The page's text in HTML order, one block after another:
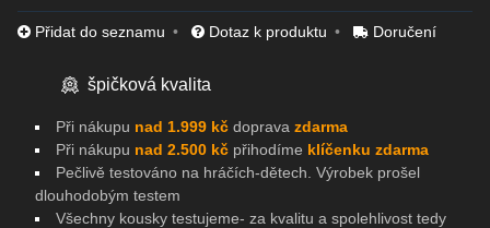
Přidat do seznamu Dotaz k produktu Doručení
špičková kvalita
Při nákupu nad 1.999 kč doprava zdarma
Při nákupu nad 2.500 kč přihodíme klíčenku zdarma
Pečlivě testováno na hráčích-dětech. Výrobek prošel
dlouhodobým testem
Všechny kousky testujeme- za kvalitu a spolehlivost tedy